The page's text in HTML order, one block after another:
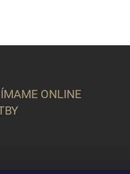
ONLINE